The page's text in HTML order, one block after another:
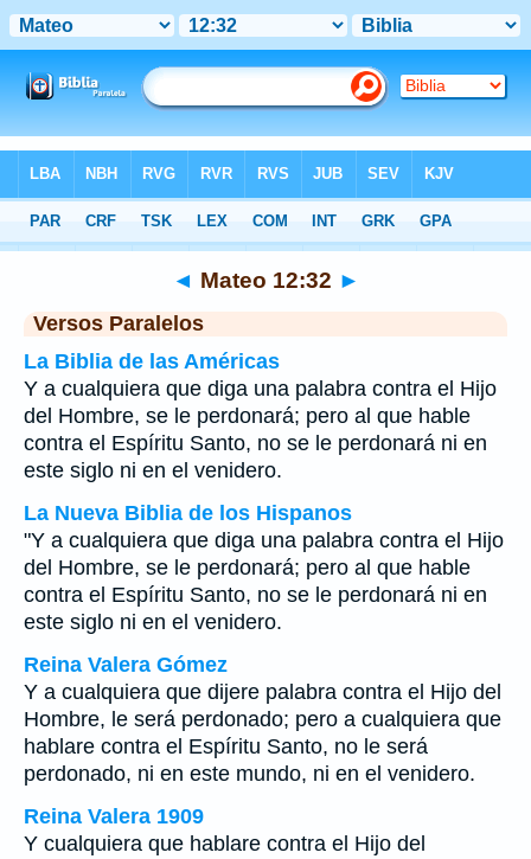
>Mateo > Capítulo 12> Verso 32
◄ Mateo 12:32 ►
Versos Paralelos
La Biblia de las Américas
Y a cualquiera que diga una palabra contra el Hijo
del Hombre, se le perdonará; pero al que hable
contra el Espíritu Santo, no se le perdonará ni en
este siglo ni en el venidero.
La Nueva Biblia de los Hispanos
"Y a cualquiera que diga una palabra contra el Hijo
del Hombre, se le perdonará; pero al que hable
contra el Espíritu Santo, no se le perdonará ni en
este siglo ni en el venidero.
Reina Valera Gómez
Y a cualquiera que dijere palabra contra el Hijo del
Hombre, le será perdonado; pero a cualquiera que
hablare contra el Espíritu Santo, no le será
perdonado, ni en este mundo, ni en el venidero.
Reina Valera 1909
Y cualquiera que hablare contra el Hijo del